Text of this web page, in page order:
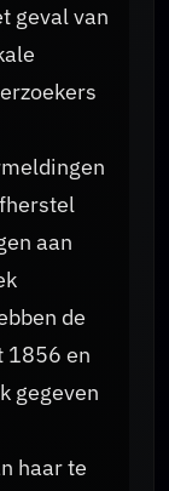
geval van
aan
de
1856 en
gegeven
haar te